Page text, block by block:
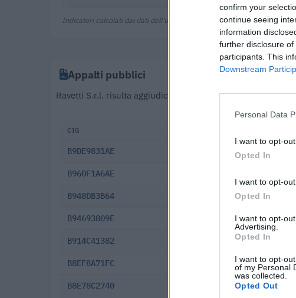
confirm your
continue seeing
information
further disclosure of
participants. This
Downstream
Personal Data
I want to opt-
Opted In
I want to opt-
Opted In
I want to opt-
Advertising.
Opted In
I want to opt-
of my Personal
was collected.
Opted Out
Indicatori calcolati dai dati dell'ultimo bilancio disponibile.
Appalti pubblici
Ravetti S.r.l. risulta aggiudicataria di 143 appalti pubblici
CIG
B9DE9831AE 2025-12-30
B960F1A6AE
B948DB3B64 2025-11-27
B94693809E 2025-11-25
B914C41382 2025-11-11
B8EF8A71FC 2025-11-03
B8E78C2740 2025-10-30